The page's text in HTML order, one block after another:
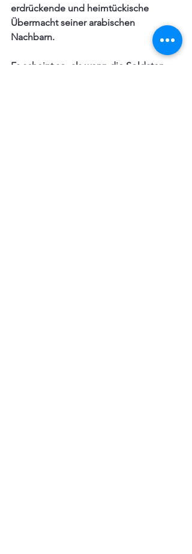
erdrückende und heimtückische
Übermacht seiner arabischen
Nachbarn.
Es scheint so, als wenn die Soldaten